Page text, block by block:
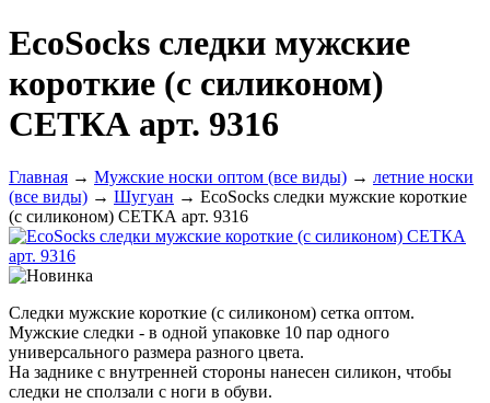
EcoSocks следки мужские
короткие (с силиконом)
СЕТКА арт. 9316
Главная → Мужские носки оптом (все виды) → летние носки
(все виды) → Шугуан → EcoSocks следки мужские короткие
(с силиконом) СЕТКА арт. 9316
Следки мужские короткие (с силиконом) сетка оптом.
Мужские следки - в одной упаковке 10 пар одного
универсального размера разного цвета.
На заднике с внутренней стороны нанесен силикон, чтобы
следки не сползали с ноги в обуви.